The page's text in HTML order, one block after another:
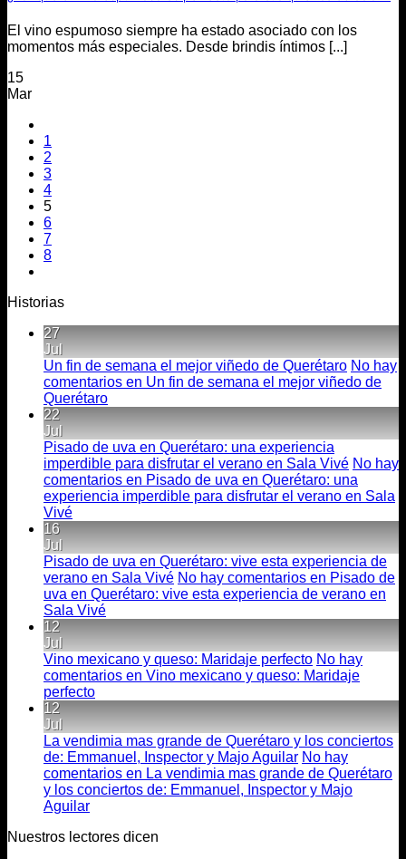
El vino espumoso siempre ha estado asociado con los
momentos más especiales. Desde brindis íntimos [...]
15
Mar
1
2
3
4
5
6
7
8
Historias
27
Jul
Un fin de semana el mejor viñedo de Querétaro No hay
comentarios en Un fin de semana el mejor viñedo de
Querétaro
22
Jul
Pisado de uva en Querétaro: una experiencia
imperdible para disfrutar el verano en Sala Vivé No hay
comentarios en Pisado de uva en Querétaro: una
experiencia imperdible para disfrutar el verano en Sala
Vivé
16
Jul
Pisado de uva en Querétaro: vive esta experiencia de
verano en Sala Vivé No hay comentarios en Pisado de
uva en Querétaro: vive esta experiencia de verano en
Sala Vivé
12
Jul
Vino mexicano y queso: Maridaje perfecto No hay
comentarios en Vino mexicano y queso: Maridaje
perfecto
12
Jul
La vendimia mas grande de Querétaro y los conciertos
de: Emmanuel, Inspector y Majo Aguilar No hay
comentarios en La vendimia mas grande de Querétaro
y los conciertos de: Emmanuel, Inspector y Majo
Aguilar
Nuestros lectores dicen